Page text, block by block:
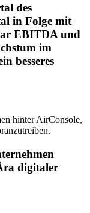
des
in Folge mit
EBITDA und
im
besseres
digitaler